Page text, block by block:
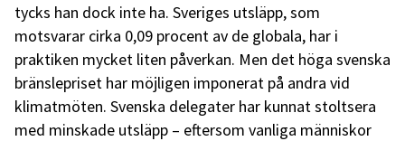
tycks han dock inte ha. Sveriges utsläpp, som
motsvarar cirka 0,09 procent av de globala, har i
praktiken mycket liten påverkan. Men det höga svenska
bränslepriset har möjligen imponerat på andra vid
klimatmöten. Svenska delegater har kunnat stoltsera
med minskade utsläpp – eftersom vanliga människor